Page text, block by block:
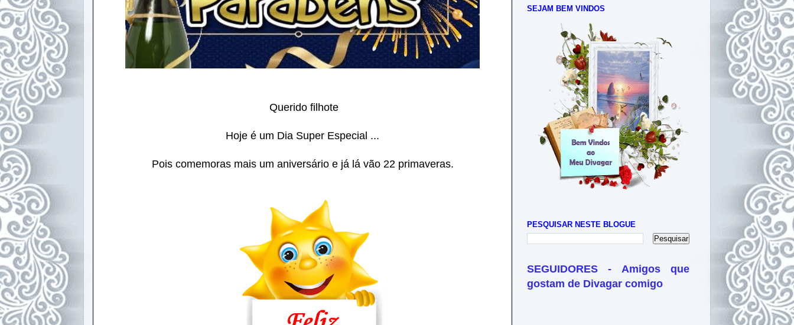
Querido filhote
Hoje é um Dia Super Especial ...
Pois comemoras mais um aniversário e já lá vão 22 primaveras.
SEJAM BEM VINDOS
PESQUISAR NESTE BLOGUE
SEGUIDORES - Amigos que
gostam de Divagar comigo